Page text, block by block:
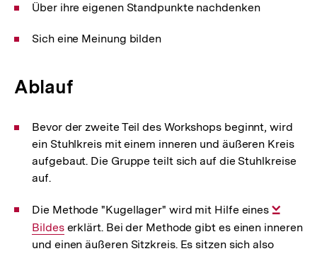
Über ihre eigenen Standpunkte nachdenken
Sich eine Meinung bilden
Ablauf
Bevor der zweite Teil des Workshops beginnt, wird
ein Stuhlkreis mit einem inneren und äußeren Kreis
aufgebaut. Die Gruppe teilt sich auf die Stuhlkreise
auf.
Die Methode "Kugellager" wird mit Hilfe eines
Link:
Bildeserklärt. Bei der Methode gibt es einen inneren
und einen äußeren Sitzkreis. Es sitzen sich also